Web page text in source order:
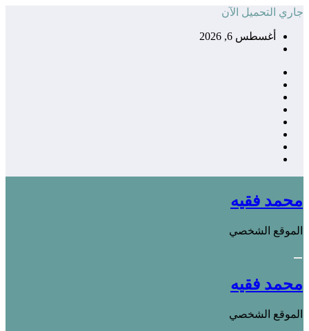
التجاوز
المحتوى
جاري التحميل الآن
أغسطس 6, 2026
محمد فقيه
الموقع الشخصي
محمد فقيه
الموقع الشخصي